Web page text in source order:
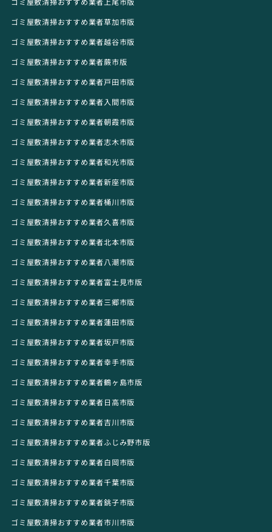
ゴミ屋敷清掃おすすめ業者草加市版
ゴミ屋敷清掃おすすめ業者越谷市版
ゴミ屋敷清掃おすすめ業者蕨市版
ゴミ屋敷清掃おすすめ業者戸田市版
ゴミ屋敷清掃おすすめ業者入間市版
ゴミ屋敷清掃おすすめ業者朝霞市版
ゴミ屋敷清掃おすすめ業者志木市版
ゴミ屋敷清掃おすすめ業者和光市版
ゴミ屋敷清掃おすすめ業者新座市版
ゴミ屋敷清掃おすすめ業者桶川市版
ゴミ屋敷清掃おすすめ業者久喜市版
ゴミ屋敷清掃おすすめ業者北本市版
ゴミ屋敷清掃おすすめ業者八潮市版
ゴミ屋敷清掃おすすめ業者富士見市版
ゴミ屋敷清掃おすすめ業者三郷市版
ゴミ屋敷清掃おすすめ業者蓮田市版
ゴミ屋敷清掃おすすめ業者坂戸市版
ゴミ屋敷清掃おすすめ業者幸手市版
ゴミ屋敷清掃おすすめ業者鶴ヶ島市版
ゴミ屋敷清掃おすすめ業者日高市版
ゴミ屋敷清掃おすすめ業者吉川市版
ゴミ屋敷清掃おすすめ業者ふじみ野市版
ゴミ屋敷清掃おすすめ業者白岡市版
ゴミ屋敷清掃おすすめ業者千葉市版
ゴミ屋敷清掃おすすめ業者銚子市版
ゴミ屋敷清掃おすすめ業者市川市版